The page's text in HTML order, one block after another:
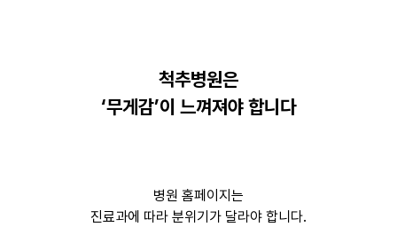
척추병원은
‘무게감’이 느껴져야 합니다
병원 홈페이지는
진료과에 따라 분위기가 달라야 합니다.